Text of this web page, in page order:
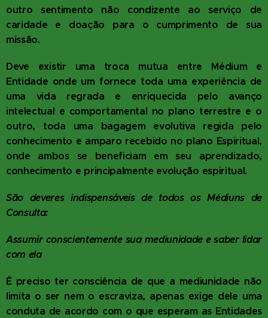
outro sentimento não condizente ao serviço de
caridade e doação para o cumprimento de sua
missão.
Deve existir uma troca mutua entre Médium e
Entidade onde um fornece toda uma experiência de
uma vida regrada e enriquecida pelo avanço
intelectual e comportamental no plano terrestre e o
outro, toda uma bagagem evolutiva regida pelo
conhecimento e amparo recebido no plano Espiritual,
onde ambos se beneficiam em seu aprendizado,
conhecimento e principalmente evolução espiritual.
São deveres indispensáveis de todos os Médiuns de
Consulta:
Assumir conscientemente sua mediunidade e saber lidar
com ela
É preciso ter consciência de que a mediunidade não
limita o ser nem o escraviza, apenas exige dele uma
conduta de acordo com o que esperam as Entidades